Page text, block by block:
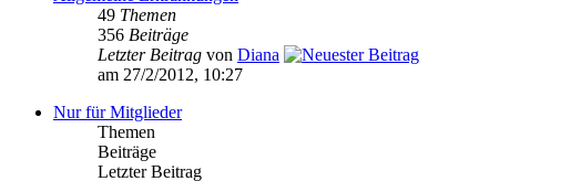
49 Themen
356 Beiträge
Letzter Beitrag von Diana
am 27/2/2012, 10:27
Nur für Mitglieder
Themen
Beiträge
Letzter Beitrag